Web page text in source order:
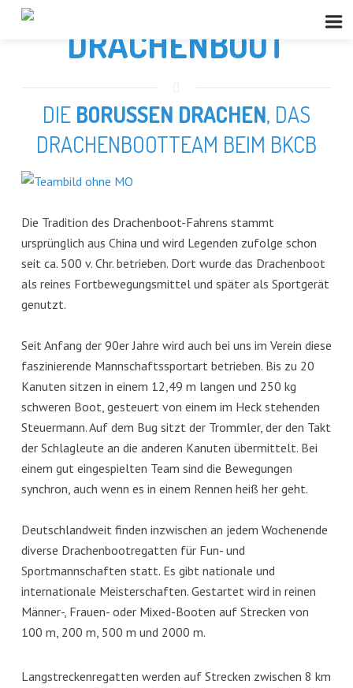
DRACHENBOOT
DIE BORUSSEN DRACHEN, DAS
DRACHENBOOTTEAM BEIM BKCB
Die Tradition des Drachenboot-Fahrens stammt
ursprünglich aus China und wird Legenden zufolge schon
seit ca. 500 v. Chr. betrieben. Dort wurde das Drachenboot
als reines Fortbewegungsmittel und später als Sportgerät
genutzt.
Seit Anfang der 90er Jahre wird auch bei uns im Verein diese
faszinierende Mannschaftssportart betrieben. Bis zu 20
Kanuten sitzen in einem 12,49 m langen und 250 kg
schweren Boot, gesteuert von einem im Heck stehenden
Steuermann. Auf dem Bug sitzt der Trommler, der den Takt
der Schlagleute an die anderen Kanuten übermittelt. Bei
einem gut eingespielten Team sind die Bewegungen
synchron, auch wenn es in einem Rennen heiß her geht.
Deutschlandweit finden inzwischen an jedem Wochenende
diverse Drachenbootregatten für Fun- und
Sportmannschaften statt. Es gibt nationale und
internationale Meisterschaften. Gestartet wird in reinen
Männer-, Frauen- oder Mixed-Booten auf Strecken von
100 m, 200 m, 500 m und 2000 m.
Langstreckenregatten werden auf Strecken zwischen 8 km